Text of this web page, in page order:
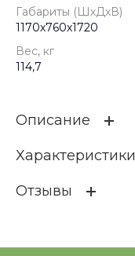
Габариты (ШхДхВ)
1170х760х1720
Вес, кг
114,7
Описание
Характеристики
Габариты (ШхДхВ)
Отзывы